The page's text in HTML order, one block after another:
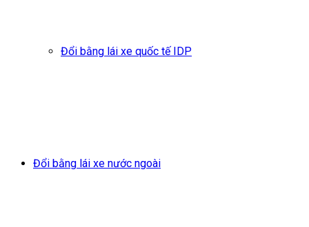
Đổi bằng lái xe quốc tế IDP
Đổi bằng lái xe nước ngoài